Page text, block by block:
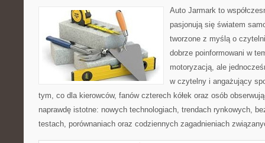
Auto Jarmark to
pasjonują się światem
tworzone z myślą o
dobrze poinformowani w
motoryzacją, ale
w czytelny i angażujący
tym, co dla kierowców, fanów czterech kółek oraz osób
naprawdę istotne: nowych technologiach, trendach rynkowych,
testach, porównaniach oraz codziennych zagadnieniach